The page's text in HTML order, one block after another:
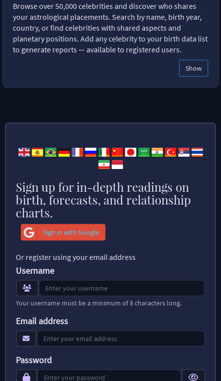
Browse over 50,000 celebrities and discover who shares
your astrological placements. Search by name, birth year,
country, or find celebrities with shared aspects and
planetary positions. Add any celebrity to your birth data list
to generate reports — available to registered users.
Show
Sign up for in-depth readings on
birth, forecasts, and relationship
charts.
Sign in with Google
Or register using your email address
Username
Your username must be a minimum of 8 characters long.
Email address
Password